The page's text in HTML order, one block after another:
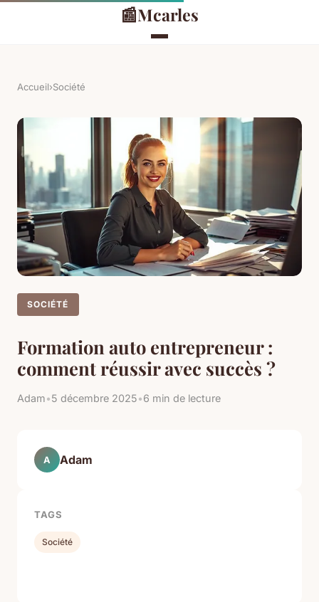
📰Mcarles
Accueil›Société
SOCIÉTÉ
Formation auto entrepreneur :
comment réussir avec succès ?
Adam•5 décembre 2025•6 min de lecture
A Adam
TAGS
Société